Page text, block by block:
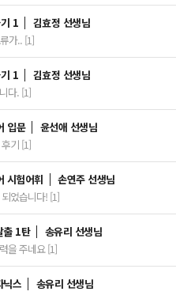
1
김효정 선생님
가.. [1]
1
김효정 선생님
다. [1]
입문
윤선애 선생님
기 [1]
시험어휘
손연주 선생님
었습니다! [1]
출 1탄
송유리 선생님
을 주네요 [1]
닉스
송유리 선생님